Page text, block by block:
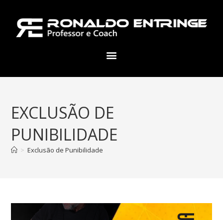
EXCLUSÃO DE
PUNIBILIDADE
> Exclusão de Punibilidade